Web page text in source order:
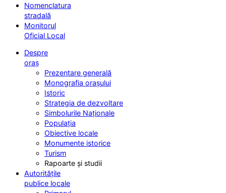
Nomenclatura
stradală
Monitorul
Oficial Local
Despre
oraș
Prezentare generală
Monografia orașului
Istoric
Strategia de dezvoltare
Simbolurile Naționale
Populația
Obiective locale
Monumente istorice
Turism
Rapoarte și studii
Autoritățile
publice locale